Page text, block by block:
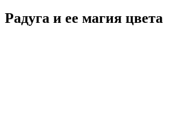
Радуга и ее магия цвета